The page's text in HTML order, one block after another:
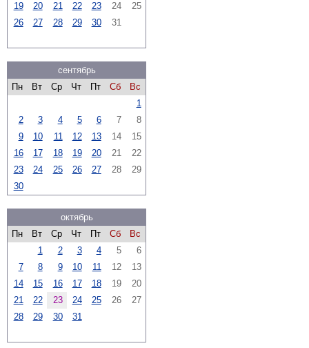
19
20 21 22 23 24
25
26
27 28 29 30 31
сентябрь
Пн
Вт Ср Чт Пт Сб
Вс
1
2
3 4 5 6 7
8
9
10 11 12 13 14
15
16
17 18 19 20 21
22
23
24 25 26 27 28
29
30
октябрь
Пн
Вт Ср Чт Пт Сб
Вс
1
2 3 4 5
6
7
8 9 10 11 12
13
14
15 16 17 18 19
20
21
22 23 24 25 26
27
28
29 30 31